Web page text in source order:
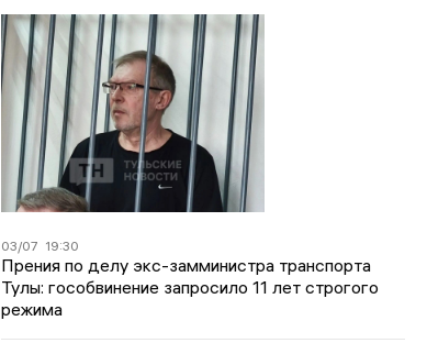
03/07 19:30
Прения по делу экс-замминистра транспорта
Тулы: гособвинение запросило 11 лет строгого
режима